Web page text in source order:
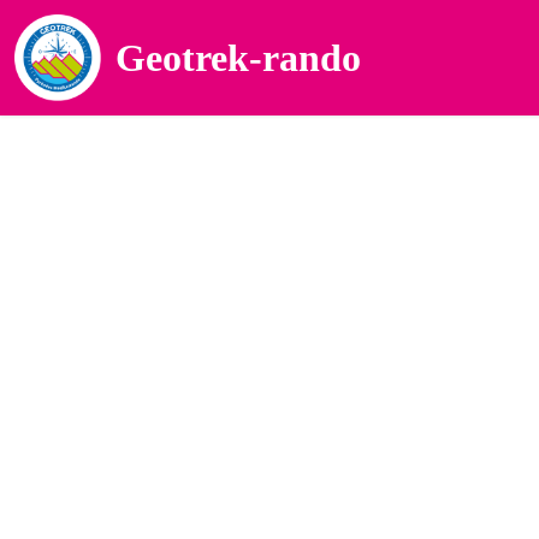
Geotrek-rando